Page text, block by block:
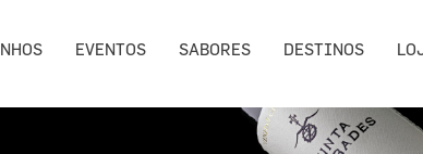
EVENTOS SABORES DESTINOS